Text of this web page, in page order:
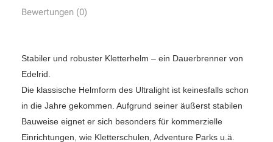
Bewertungen (0)
Stabiler und robuster Kletterhelm – ein Dauerbrenner von
Edelrid.
Die klassische Helmform des Ultralight ist keinesfalls schon
in die Jahre gekommen. Aufgrund seiner äußerst stabilen
Bauweise eignet er sich besonders für kommerzielle
Einrichtungen, wie Kletterschulen, Adventure Parks u.ä.